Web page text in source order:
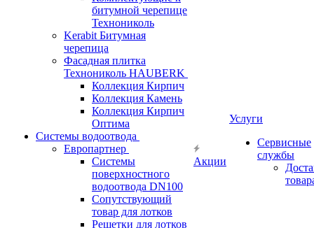
битумной черепице
Технониколь
Kerabit Битумная
черепица
Фасадная плитка
Технониколь HAUBERK
Кол​лекция Кирпич
Кол​лекция Камень
Коллекция Кирпич
Оптима
Системы водоотвода
Европартнер
Системы
поверхностного
водоотвода DN100
Сопутствующий
товар для лотков
Решетки для лотков
Акции
Услуги
Сервисные
службы